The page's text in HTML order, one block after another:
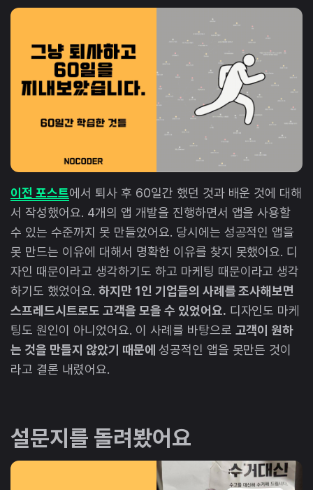
이전 포스트에서 퇴사 후 60일간 했던 것과 배운 것에 대해
서 작성했어요. 4개의 앱 개발을 진행하면서 앱을 사용할
수 있는 수준까지 못 만들었어요. 당시에는 성공적인 앱을
못 만드는 이유에 대해서 명확한 이유를 찾지 못했어요. 디
자인 때문이라고 생각하기도 하고 마케팅 때문이라고 생각
하기도 했었어요. 하지만 1인 기업들의 사례를 조사해보면
스프레드시트로도 고객을 모을 수 있었어요. 디자인도 마케
팅도 원인이 아니었어요. 이 사례를 바탕으로 고객이 원하
는 것을 만들지 않았기 때문에 성공적인 앱을 못만든 것이
라고 결론 내렸어요.
설문지를 돌려봤어요